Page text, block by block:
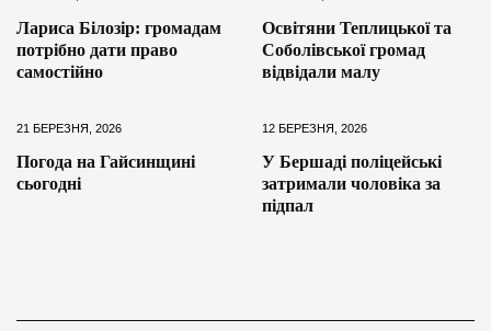
Лариса Білозір: громадам
потрібно дати право
самостійно
Освітяни Теплицької та
Соболівської громад
відвідали малу
21 БЕРЕЗНЯ, 2026
Погода на Гайсинщині
сьогодні
12 БЕРЕЗНЯ, 2026
У Бершаді поліцейські
затримали чоловіка за
підпал